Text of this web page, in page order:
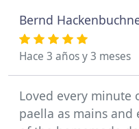
Bernd
Hace 3 años y 3 meses
Loved every minute
paella as mains